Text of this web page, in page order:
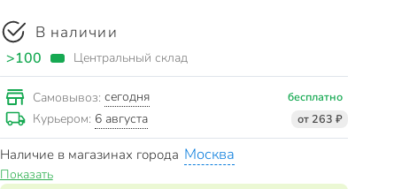
В наличии
>100 Центральный склад
Самовывоз: сегодня бесплатно
Курьером: 6 августа от 263 ₽
Наличие в магазинах города Москва
Показать